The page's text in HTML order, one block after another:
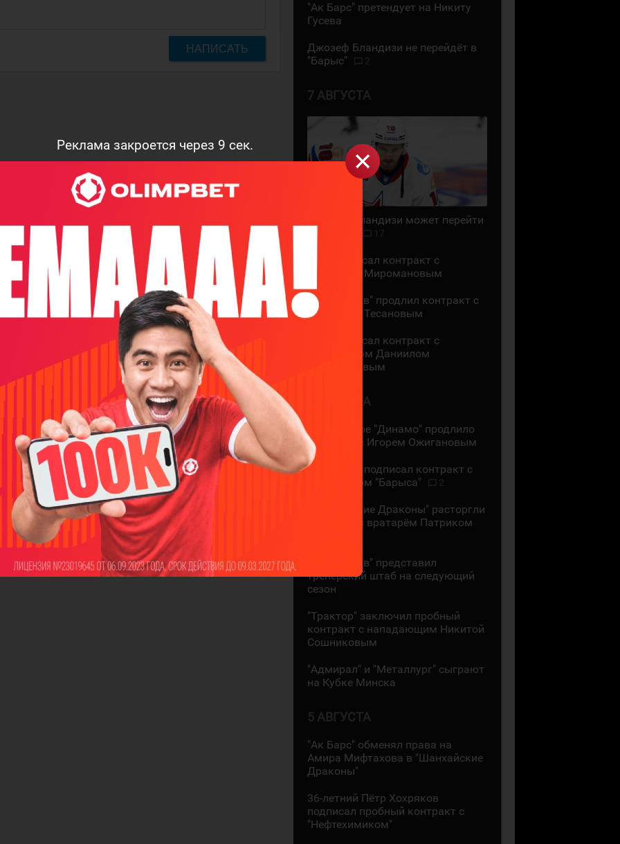
Реклама закроется через 7 сек.
НАПИСАТЬ
"Ак Барс" претендует на Никиту
Гусева
Джозеф Бландизи не перейдёт в
"Барыс"
7 АВГУСТА
Джозеф Бландизи может перейти
17
СКА подписал контракт с
Даниилом Миромановым
"Локомотив" продлил контракт с
Даниилом Тесановым
СКА подписал контракт с
защитником Даниилом
Миромановым
6 АВГУСТА
Московское "Динамо" продлило
контракт с Игорем Ожигановым
"Адмирал" подписал контракт с
экс-игроком "Барыса"
"Шанхайские Драконы" расторгли
контракт с вратарём Патриком
"Локомотив" представил
тренерский штаб на следующий
сезон
"Трактор" заключил пробный
контракт с нападающим Никитой
Сошниковым
"Адмирал" и "Металлург" сыграют
на Кубке Минска
5 АВГУСТА
"Ак Барс" обменял права на
Амира Мифтахова в "Шанхайские
Драконы"
36-летний Пётр Хохряков
подписал пробный контракт с
"Нефтехимиком"